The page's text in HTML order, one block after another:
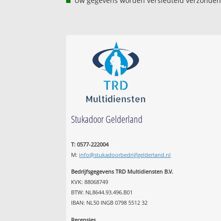
Stukadoor Gelderland
T: 0577-222004
M: info@stukadoorbedrijfgelderland.nl
Bedrijfsgegevens TRD Multidiensten B.V.
KVK: 88068749
BTW: NL8644.93.496.B01
IBAN: NL50 INGB 0798 5512 32